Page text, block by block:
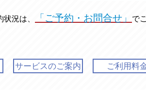
状況は、
「ご予約・お問合せ」 で
サービスのご案内 ご利用料